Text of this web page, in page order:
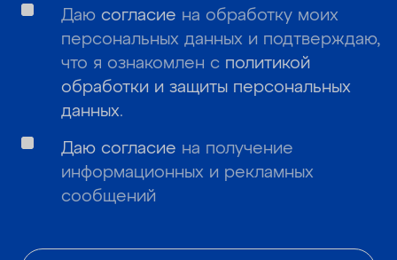
Даю согласие на обработку моих
персональных данных и подтверждаю,
что я ознакомлен с политикой
обработки и защиты персональных
данных.
Даю согласие на получение
информационных и рекламных
сообщений